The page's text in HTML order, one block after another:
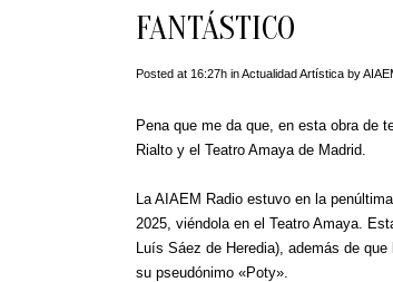
FANTÁSTICO
Posted at 16:27h inActualidad Artística by
Pena que me da que, en esta obra de
Rialto y el Teatro Amaya de Madrid.
La AIAEM Radio estuvo en la
2025, viéndola en el Teatro Amaya.
Luís Sáez de Heredia), además de
su pseudónimo «Poty».